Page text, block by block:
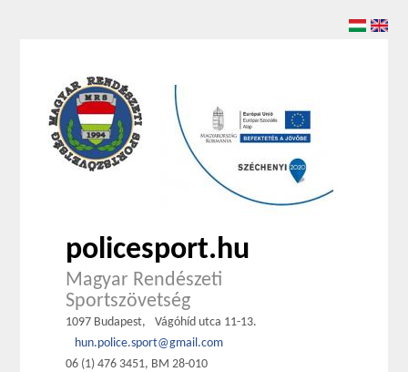
policesport.hu
Magyar Rendészeti
Sportszövetség
1097 Budapest,
Vágóhíd utca 11-13.
hun.police.sport@gmail.com
06 (1) 476 3451, BM 28-010